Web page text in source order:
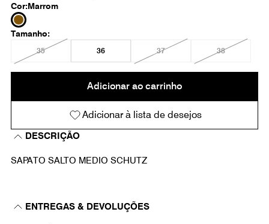
Cor:Marrom
Tamanho:
35 36 37 38
Adicionar ao carrinho
Adicionar à lista de desejos
DESCRIÇÃO
SAPATO SALTO MEDIO SCHUTZ
ENTREGAS & DEVOLUÇÕES